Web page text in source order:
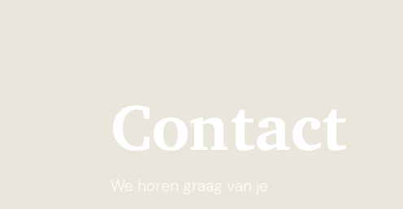
Contact
We horen graag van je.